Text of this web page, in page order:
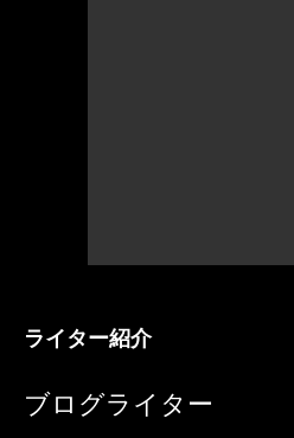
ライター紹介
ブログライター